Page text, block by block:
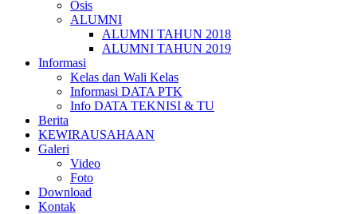
Osis
ALUMNI
ALUMNI TAHUN 2018
ALUMNI TAHUN 2019
Informasi
Kelas dan Wali Kelas
Informasi DATA PTK
Info DATA TEKNISI & TU
Berita
KEWIRAUSAHAAN
Galeri
Video
Foto
Download
Kontak